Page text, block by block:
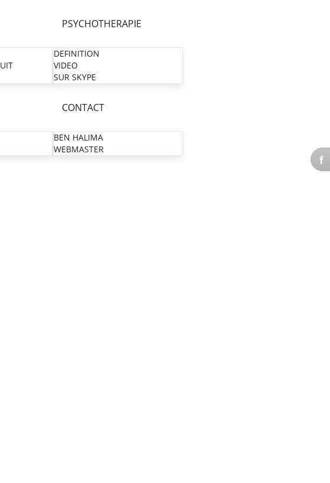
PSYCHOTHERAPIE
DEFINITION
VIDEO
SUR SKYPE
CONTACT
BEN HALIMA
WEBMASTER